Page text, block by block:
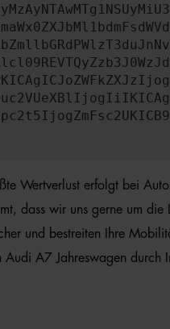
Wertverlust erfolgt bei
dass wir uns gerne um die
und bestreiten Ihre
A7 Jahreswagen durch